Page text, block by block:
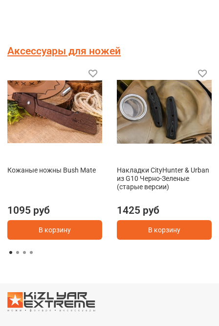
Аксессуары для ножей
Кожаные ножны Bush Mate
1095 руб
В корзину
Накладки CityHunter & Urban
из G10 Черно-Зеленые
(старые версии)
1425 руб
В корзину